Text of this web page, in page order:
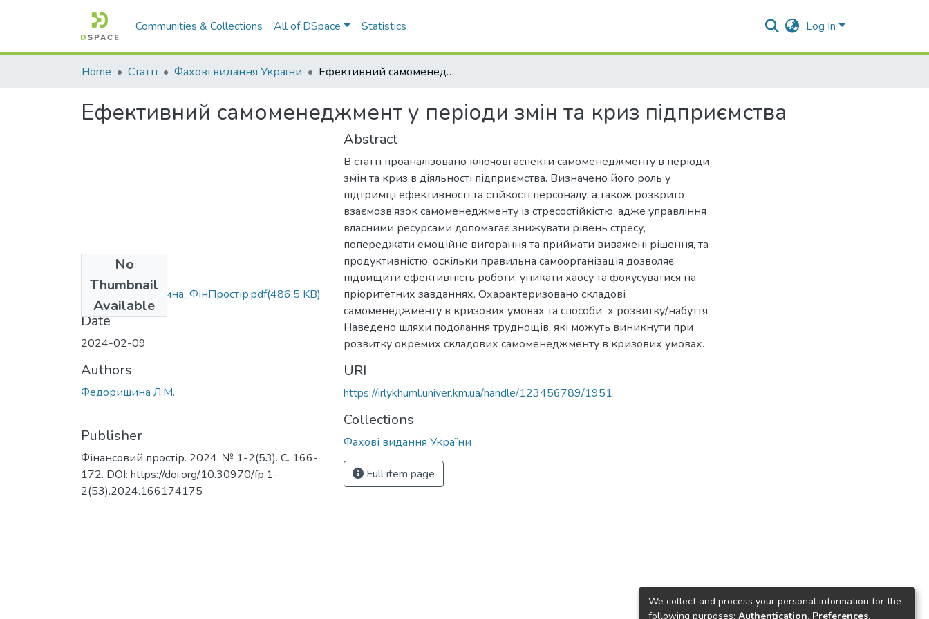
Communities & Collections All of DSpace Statistics Log In
Home Статті Фахові видання України Ефективний самоменеджмент у періоди змін та криз підприємства
Ефективний самоменеджмент у періоди змін та криз підприємства
No
Thumbnail
Available
2024_Федоришина_ФінПростір.pdf(486.5 KB)
Date
2024-02-09
Authors
Федоришина Л.М.
Publisher
Фінансовий простір. 2024. № 1-2(53). С. 166-
172. DOI: https://doi.org/10.30970/fp.1-
2(53).2024.166174175
Abstract
В статті проаналізовано ключові аспекти самоменеджменту в періоди
змін та криз в діяльності підприємства. Визначено його роль у
підтримці ефективності та стійкості персоналу, а також розкрито
взаємозв’язок самоменеджменту із стресостійкістю, адже управління
власними ресурсами допомагає знижувати рівень стресу,
попереджати емоційне вигорання та приймати виважені рішення, та
продуктивністю, оскільки правильна самоорганізація дозволяє
підвищити ефективність роботи, уникати хаосу та фокусуватися на
пріоритетних завданнях. Охарактеризовано складові
самоменеджменту в кризових умовах та способи їх розвитку/набуття.
Наведено шляхи подолання труднощів, які можуть виникнути при
розвитку окремих складових самоменеджменту в кризових умовах.
URI
https://irlykhuml.univer.km.ua/handle/123456789/1951
Collections
Фахові видання України
Full item page
We collect and process your personal information for the
following purposes: Authentication, Preferences,